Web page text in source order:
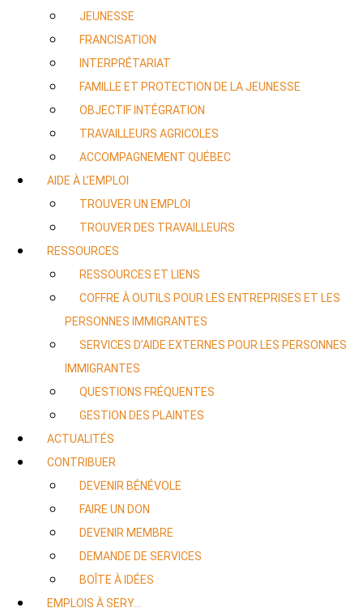
JEUNESSE
FRANCISATION
INTERPRÉTARIAT
FAMILLE ET PROTECTION DE LA JEUNESSE
OBJECTIF INTÉGRATION
TRAVAILLEURS AGRICOLES
ACCOMPAGNEMENT QUÉBEC
AIDE À L’EMPLOI
TROUVER UN EMPLOI
TROUVER DES TRAVAILLEURS
RESSOURCES
RESSOURCES ET LIENS
COFFRE À OUTILS POUR LES ENTREPRISES ET LES
PERSONNES IMMIGRANTES
SERVICES D’AIDE EXTERNES POUR LES PERSONNES
IMMIGRANTES
QUESTIONS FRÉQUENTES
GESTION DES PLAINTES
ACTUALITÉS
CONTRIBUER
DEVENIR BÉNÉVOLE
FAIRE UN DON
DEVENIR MEMBRE
DEMANDE DE SERVICES
BOÎTE À IDÉES
EMPLOIS À SERY…